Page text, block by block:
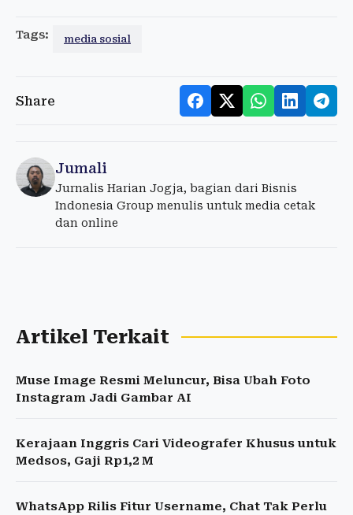
Tags: media sosial
Share
Jumali
Jurnalis Harian Jogja, bagian dari Bisnis
Indonesia Group menulis untuk media cetak
dan online
Artikel Terkait
Muse Image Resmi Meluncur, Bisa Ubah Foto
Instagram Jadi Gambar AI
Kerajaan Inggris Cari Videografer Khusus untuk
Medsos, Gaji Rp1,2 M
WhatsApp Rilis Fitur Username, Chat Tak Perlu